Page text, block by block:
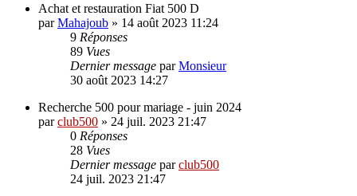
Achat et restauration Fiat 500 D
parMahajoub » 14 août 2023 11:24
9 Réponses
89 Vues
Dernier message parMonsieur
30 août 2023 14:27
Recherche 500 pour mariage - juin 2024
parclub500 » 24 juil. 2023 21:47
0 Réponses
28 Vues
Dernier message parclub500
24 juil. 2023 21:47